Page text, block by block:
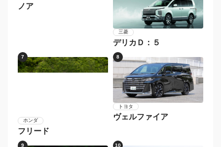
ノア
三菱
デリカＤ：５
7
ホンダ
フリード
トヨタ